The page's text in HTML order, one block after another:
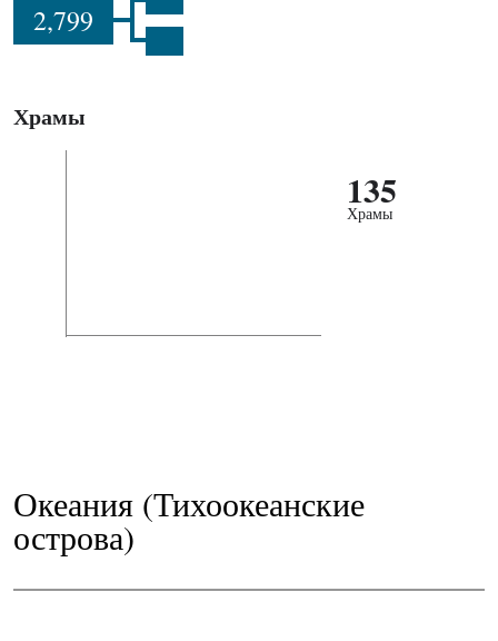
2,799
Храмы
135
Храмы
Океания (Тихоокеанские
острова)